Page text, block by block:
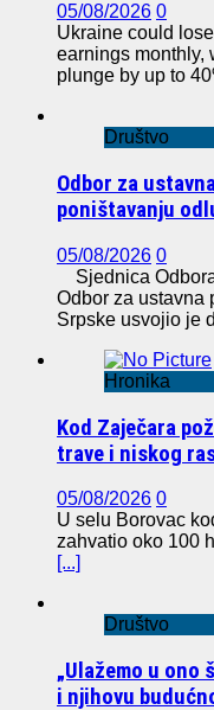
05/08/2026 0
Ukraine could
earnings monthly,
plunge by up to
Društvo
Odbor za
poništavanju
05/08/2026 0
Sjednica
Odbor za ustavna
Srpske usvojio je
Hronika
Kod Zaječara
trave i niskog
05/08/2026 0
U selu Borovac
zahvatio oko 100
[...]
Društvo
„Ulažemo u ono
i njihovu